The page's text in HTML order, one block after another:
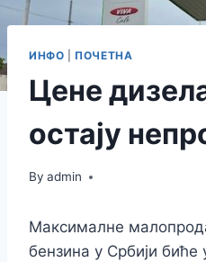
ИНФО ПОЧЕТНА
Цене
остају
By admin
Максималне
бензина у Србији